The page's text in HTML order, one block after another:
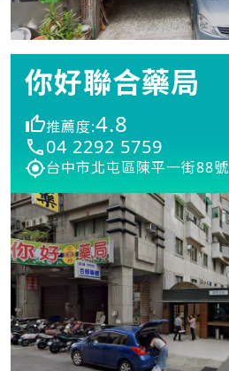
你好聯合藥局
推薦度:4.8
04 2292 5759
台中市北屯區陳平一街88號